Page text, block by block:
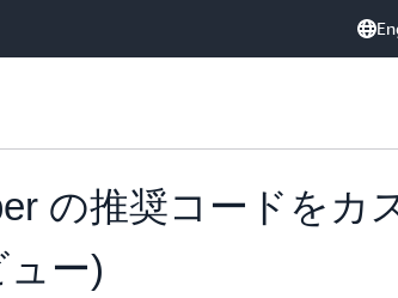
の推奨コードを
ー)